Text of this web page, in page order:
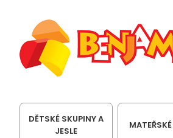
DĚTSKÉ SKUPINY A
JESLE